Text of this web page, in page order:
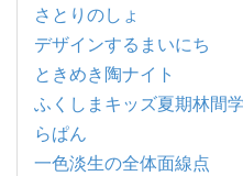
さとりのしょ
デザインするまいにち
ときめき陶ナイト
ふくしまキッズ夏期林間
らぱん
一色淡生の全体面線点